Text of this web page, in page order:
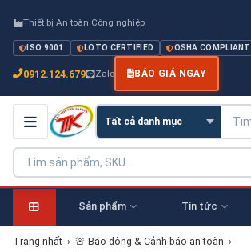
Thiết bị An toàn Công nghiệp
ISO 9001 LOTO CERTIFIED OSHA COMPLIANT
0912.124.679 Zalo BÁO GIÁ NGAY
Sản phẩm Tin tức
Trang nhất › 🚨 Báo động & Cảnh báo an toàn ›